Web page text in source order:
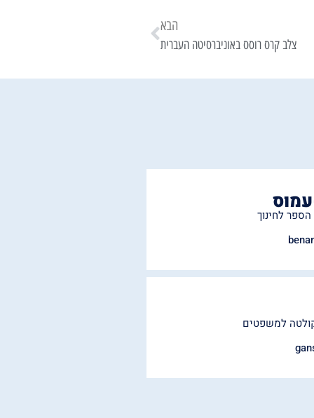
הבא
צלב קרס רוסס באוניברסיטה העברית
לחינוך
למשפטים